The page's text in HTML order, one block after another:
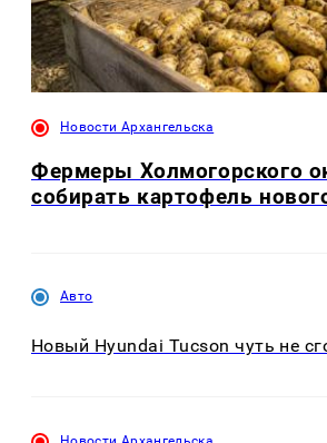
Новости Архангельска
Фермеры Холмогорского
собирать картофель
Авто
Новый Hyundai Tucson чуть не